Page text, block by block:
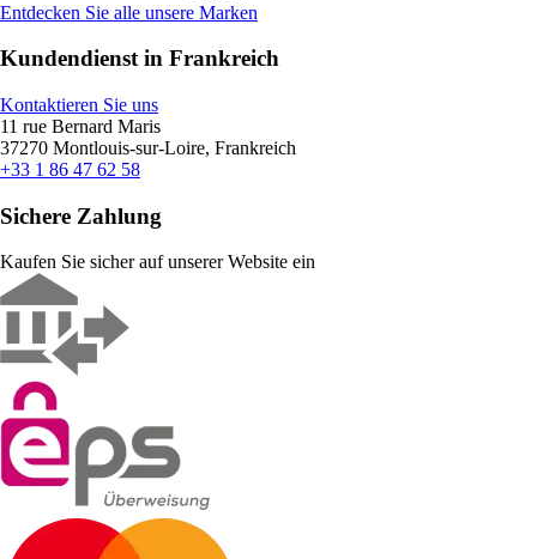
Entdecken Sie alle unsere Marken
Kundendienst in Frankreich
Kontaktieren Sie uns
11 rue Bernard Maris
37270 Montlouis-sur-Loire, Frankreich
+33 1 86 47 62 58
Sichere Zahlung
Kaufen Sie sicher auf unserer Website ein